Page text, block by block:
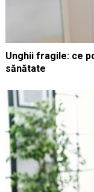
Unghii fragile: ce
sănătate